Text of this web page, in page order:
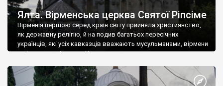
Ялта. Вірменська церква Святої Ріпсіме
Вірменія першою серед країн світу прийняла християнство,
як державну релігію, й на подив багатьох пересічних
українців, які усіх кавказців вважають мусульманами, вірмени
є відданими вірянами Христа